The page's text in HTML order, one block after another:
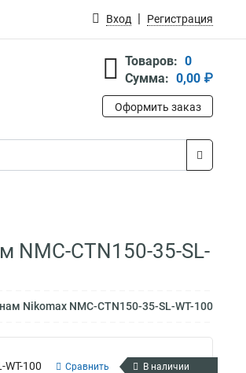
Вход Регистрация
Товаров: 0
Сумма: 0,00 ₽
Оформить заказ
NMC-CTN150-35-SL-
Nikomax NMC-CTN150-35-SL-WT-100
WT-100 Сравнить В наличии